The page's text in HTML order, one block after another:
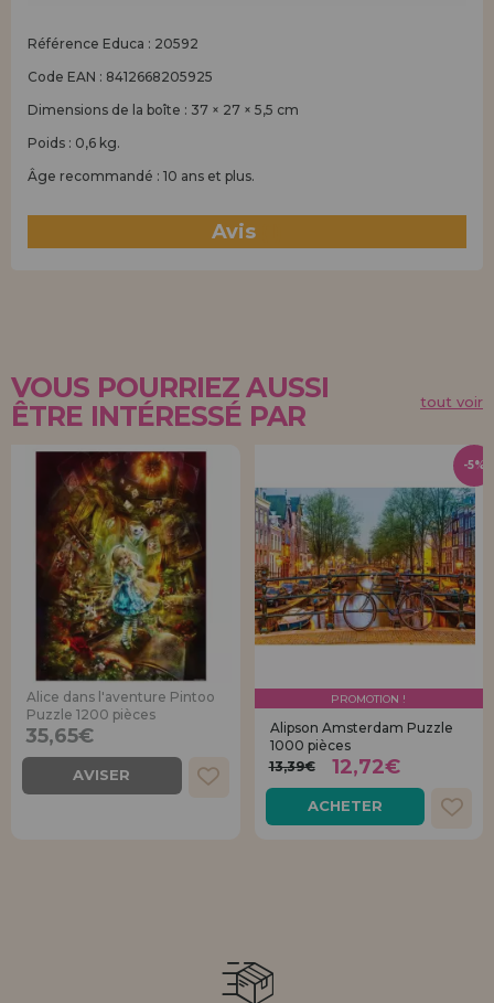
Référence Educa : 20592
Code EAN : 8412668205925
Dimensions de la boîte : 37 × 27 × 5,5 cm
Poids : 0,6 kg.
Âge recommandé : 10 ans et plus.
Avis
VOUS POURRIEZ AUSSI
ÊTRE INTÉRESSÉ PAR
tout voir
Alice dans l'aventure Pintoo
Puzzle 1200 pièces
35,65€
AVISER
PROMOTION !
Alipson Amsterdam Puzzle
1000 pièces
13,39€
12,72€
ACHETER
-5%